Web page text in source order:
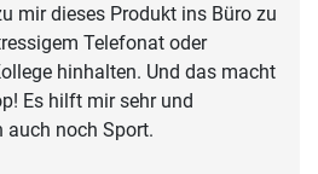
mir dieses Produkt ins Büro zu
Telefonat oder
hinhalten. Und das macht
Es hilft mir sehr und
auch noch Sport.